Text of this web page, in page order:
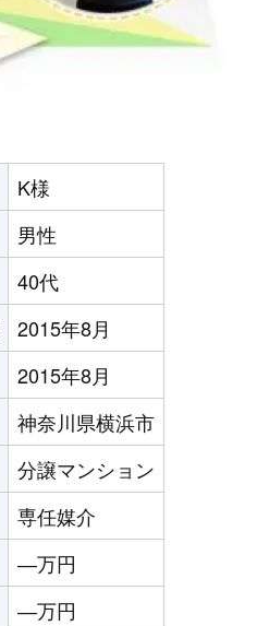
K様
男性
40代
2015年8月
2015年8月
神奈川県横浜市
分譲マンション
専任媒介
―万円
―万円